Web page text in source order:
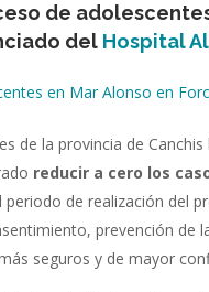
de
del Hospital
de la provincia de
reducir a cero los
periodo de realización del
prevención de
seguros y de mayor